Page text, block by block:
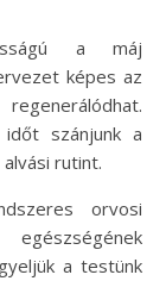
a máj
képes az
szánjunk a
rutint.
orvosi
a testünk